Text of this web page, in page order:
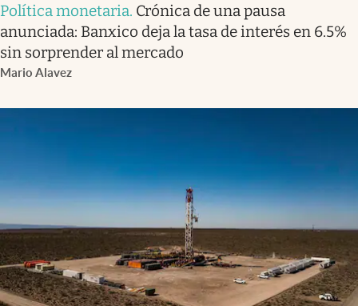
Política monetaria. Crónica de una pausa
anunciada: Banxico deja la tasa de interés en 6.5%
sin sorprender al mercado
Mario Alavez